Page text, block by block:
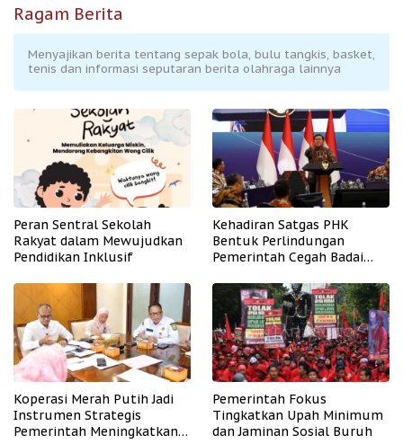
Ragam Berita
Menyajikan berita tentang sepak bola, bulu tangkis, basket,
tenis dan informasi seputaran berita olahraga lainnya
Peran Sentral Sekolah
Rakyat dalam Mewujudkan
Pendidikan Inklusif
Kehadiran Satgas PHK
Bentuk Perlindungan
Pemerintah Cegah Badai
Koperasi Merah Putih Jadi
Instrumen Strategis
Pemerintah Meningkatkan
Pemerintah Fokus
Tingkatkan Upah Minimum
dan Jaminan Sosial Buruh